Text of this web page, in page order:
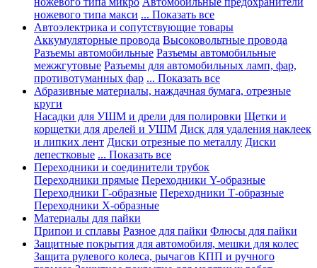
ножевого типа макси ... Показать все
Автоэлектрика и сопутствующие товары
Аккумуляторные провода Высоковольтные провода
Разъемы автомобильные Разъемы автомобильные
межжгутовые Разъемы для автомобильных ламп, фар,
противотуманных фар ... Показать все
Абразивные материалы, наждачная бумага, отрезные
круги
Насадки для УШМ и дрели для полировки Щетки и
корщетки для дрелей и УШМ Диск для удаления наклеек
и липких лент Диски отрезные по металлу Диски
лепестковые ... Показать все
Переходники и соединители трубок
Переходники прямые Переходники Y-образные
Переходники Г-образные Переходники Т-образные
Переходники Х-образные
Материалы для пайки
Припои и сплавы Разное для пайки Флюсы для пайки
Защитные покрытия для автомобиля, мешки для колес
Защита рулевого колеса, рычагов КПП и ручного